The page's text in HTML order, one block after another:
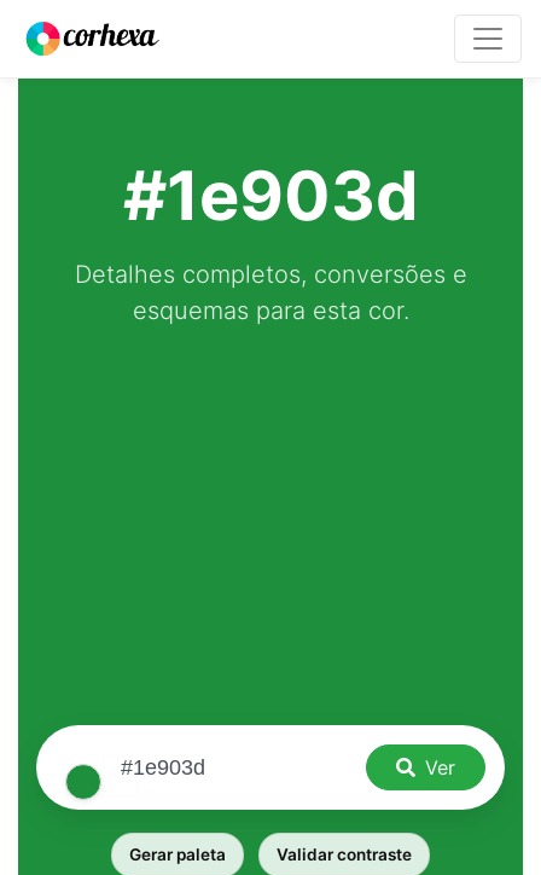
#1e903d
Detalhes completos, conversões e
esquemas para esta cor.
Ver
Gerar paleta Validar contraste